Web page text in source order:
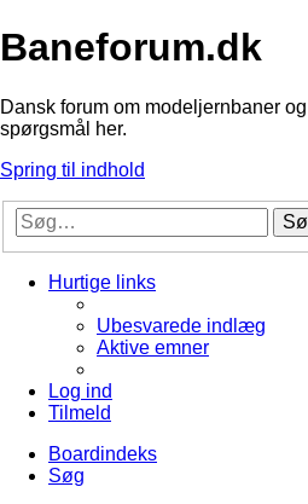
Baneforum.dk
Dansk forum om modeljernbaner
spørgsmål her.
Spring til indhold
Hurtige links
Ubesvarede indlæg
Aktive emner
Log ind
Tilmeld
Boardindeks
Søg